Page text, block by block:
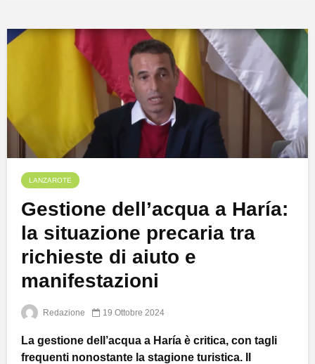
LANZAROTE
Gestione dell’acqua a Haría:
la situazione precaria tra
richieste di aiuto e
manifestazioni
Redazione 19 Ottobre 2024
La gestione dell’acqua a Haría è critica, con tagli
frequenti nonostante la stagione turistica. Il